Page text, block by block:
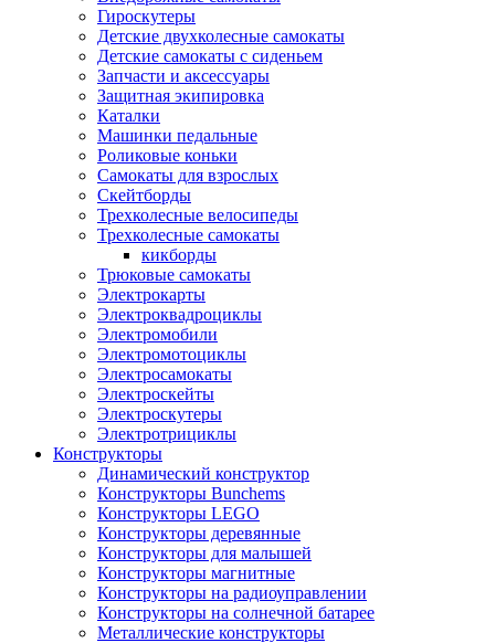
Гироскутеры
Детские двухколесные самокаты
Детские самокаты с сиденьем
Запчасти и аксессуары
Защитная экипировка
Каталки
Машинки педальные
Роликовые коньки
Самокаты для взрослых
Скейтборды
Трехколесные велосипеды
Трехколесные самокаты
кикборды
Трюковые самокаты
Электрокарты
Электроквадроциклы
Электромобили
Электромотоциклы
Электросамокаты
Электроскейты
Электроскутеры
Электротрициклы
Конструкторы
Динамический конструктор
Конструкторы Bunchems
Конструкторы LEGO
Конструкторы деревянные
Конструкторы для малышей
Конструкторы магнитные
Конструкторы на радиоуправлении
Конструкторы на солнечной батарее
Металлические конструкторы